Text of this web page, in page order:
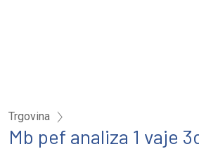
Trgovina
Mb pef analiza 1 vaje